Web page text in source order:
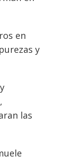
en
y
las